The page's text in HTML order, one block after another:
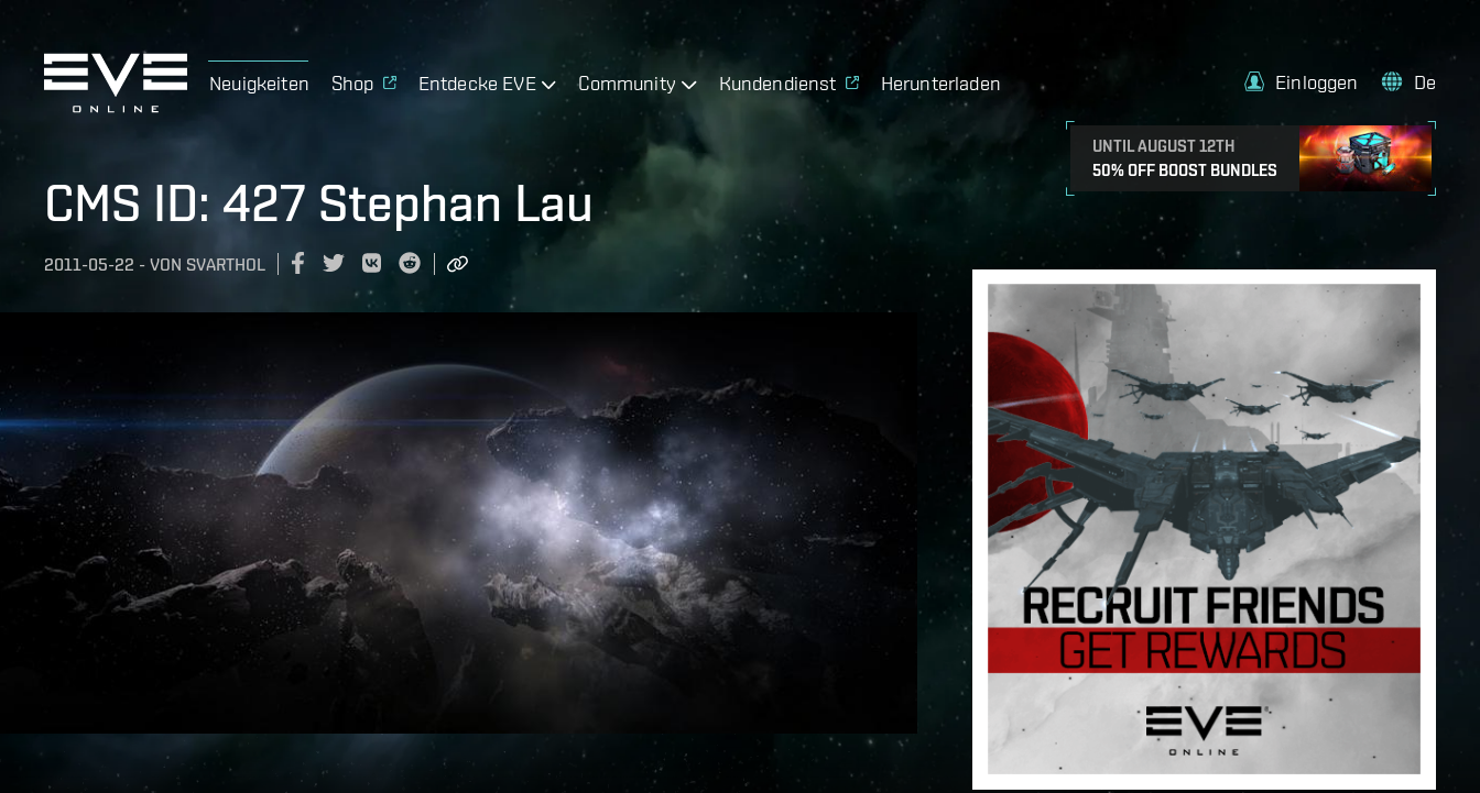
Neuigkeiten Shop Entdecke EVE Community Kundendienst Herunterladen
UNTIL AUGUST 12TH
50% OFF BOOST BUNDLES
Einloggen De
CMS ID: 427 Stephan Lau
2011-05-22 - VON SVARTHOL